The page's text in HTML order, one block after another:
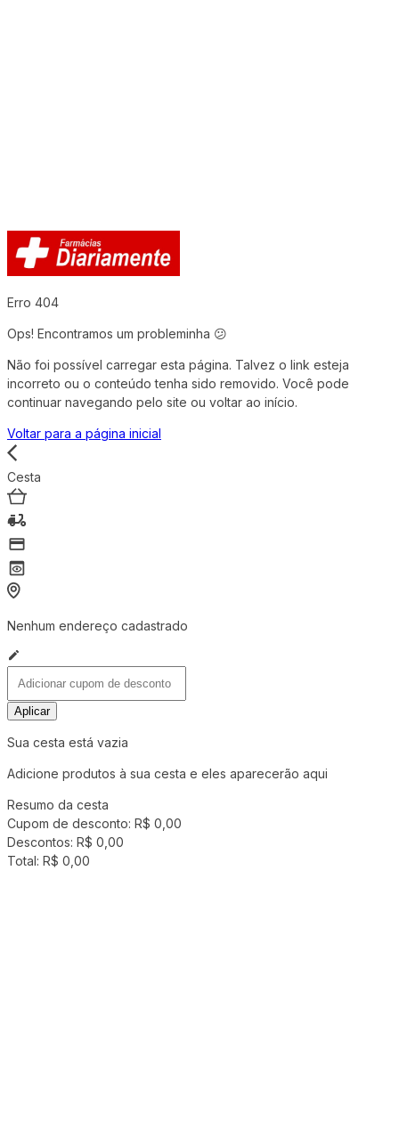
Erro 404
Ops! Encontramos um probleminha 😕
Não foi possível carregar esta página. Talvez o link esteja
incorreto ou o conteúdo tenha sido removido. Você pode
continuar navegando pelo site ou voltar ao início.
Voltar para a página inicial
Cesta
Nenhum endereço cadastrado
Aplicar
Sua cesta está vazia
Adicione produtos à sua cesta e eles aparecerão aqui
Resumo da cesta
Cupom de desconto: R$ 0,00
Descontos: R$ 0,00
Total: R$ 0,00